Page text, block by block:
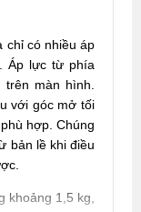
chỉ có nhiều áp
Áp lực từ phía
màn hình.
với góc mở tối
hợp. Chúng
bản lề khi điều
khoảng 1,5 kg,